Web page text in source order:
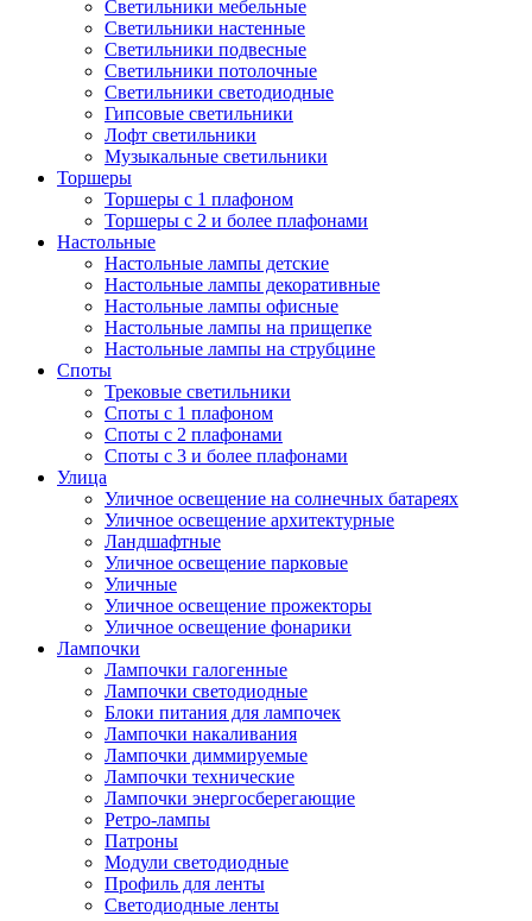
Светильники мебельные
Светильники настенные
Светильники подвесные
Светильники потолочные
Светильники светодиодные
Гипсовые светильники
Лофт светильники
Музыкальные светильники
Торшеры
Торшеры с 1 плафоном
Торшеры с 2 и более плафонами
Настольные
Настольные лампы детские
Настольные лампы декоративные
Настольные лампы офисные
Настольные лампы на прищепке
Настольные лампы на струбцине
Споты
Трековые светильники
Споты с 1 плафоном
Споты с 2 плафонами
Споты с 3 и более плафонами
Улица
Уличное освещение на солнечных батареях
Уличное освещение архитектурные
Ландшафтные
Уличное освещение парковые
Уличные
Уличное освещение прожекторы
Уличное освещение фонарики
Лампочки
Лампочки галогенные
Лампочки светодиодные
Блоки питания для лампочек
Лампочки накаливания
Лампочки диммируемые
Лампочки технические
Лампочки энергосберегающие
Ретро-лампы
Патроны
Модули светодиодные
Профиль для ленты
Светодиодные ленты